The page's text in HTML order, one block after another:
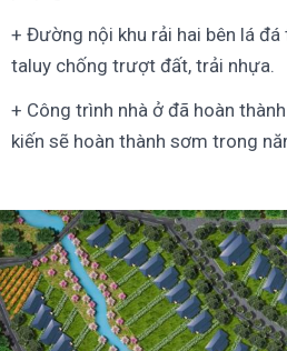
+ Đường nội khu rải hai bên lá
taluy chống trượt đất, trải nhựa.
+ Công trình nhà ở đã hoàn
kiến sẽ hoàn thành sơm trong